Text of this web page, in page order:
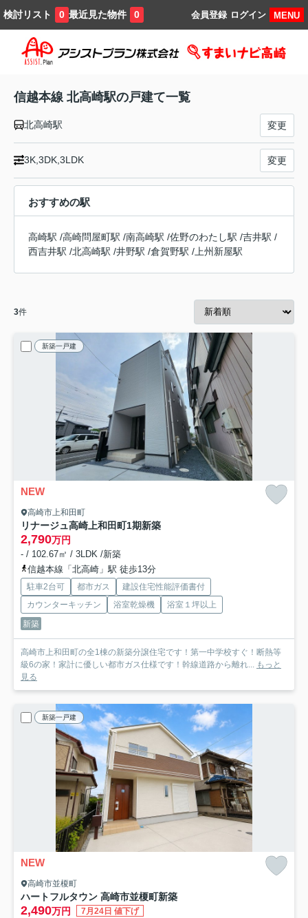
検討リスト 0 最近見た物件 0 MENU
ログイン
会員登録
信越本線 北高崎駅の戸建て一覧
北高崎駅 変更
3K,3DK,3LDK 変更
おすすめの駅
高崎駅 /高崎問屋町駅 /南高崎駅 /佐野のわたし駅 /吉井駅 /
西吉井駅 /北高崎駅 /井野駅 /倉賀野駅 / 上州新屋駅
3件
新築一戸建
NEW
高崎市上和田町
リナージュ高崎上和田町1期新築
2,790万円
- / 102.67㎡ / 3LDK /新築
信越本線「北高崎」駅 徒歩13分
駐車2台可 都市ガス
建設住宅性能評価書付
カウンターキッチン
浴室乾燥機
浴室１坪以上
新築
高崎市上和田町の全1棟の新築分譲住宅です！第一中学校すぐ！断熱等
級6の家！家計に優しい都市ガス仕様です！幹線道路から離れ...
もっと
見る
新築一戸建
NEW
高崎市並榎町
ハートフルタウン 高崎市並榎町新築
2,490万円 7月24日 値下げ